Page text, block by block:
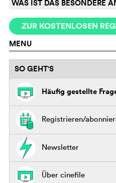
WAS IST DAS BESONDERE
ZUR KOSTENLOSEN
MENU
SO GEHT'S
Häufig gestellte
Registrieren/
Newsletter
Über cinefile